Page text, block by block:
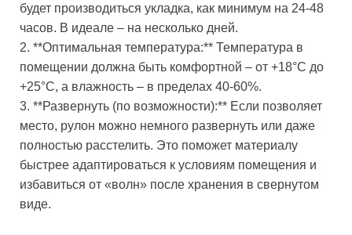
будет производиться укладка, как минимум на 24-48
часов. В идеале – на несколько дней.
2. **Оптимальная температура:** Температура в
помещении должна быть комфортной – от +18°C до
+25°C, а влажность – в пределах 40-60%.
3. **Развернуть (по возможности):** Если позволяет
место, рулон можно немного развернуть или даже
полностью расстелить. Это поможет материалу
быстрее адаптироваться к условиям помещения и
избавиться от «волн» после хранения в свернутом
виде.